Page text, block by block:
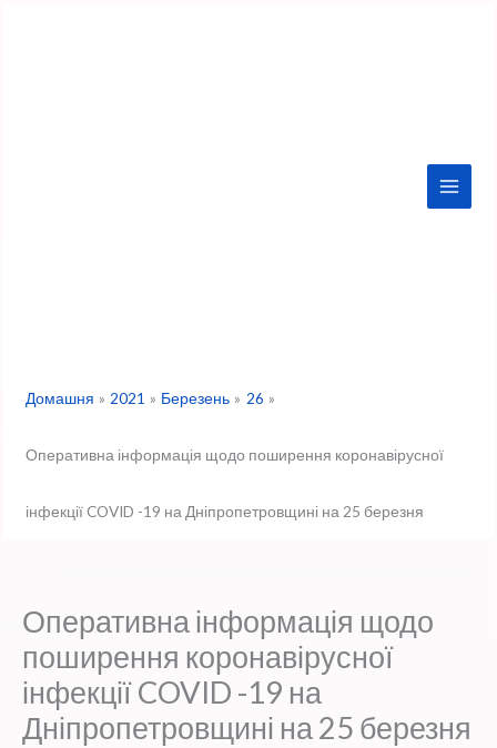
Домашня 2021 Березень 26
Оперативна інформація щодо поширення коронавірусної
інфекції COVID -19 на Дніпропетровщині на 25 березня
Оперативна інформація щодо
поширення коронавірусної
інфекції COVID -19 на
Дніпропетровщині на 25 березня